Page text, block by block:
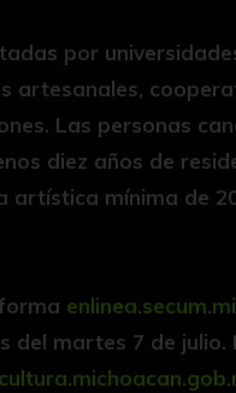
por
artesanales,
Las personas
diez años de
artística mínima de
del martes 7 de julio.